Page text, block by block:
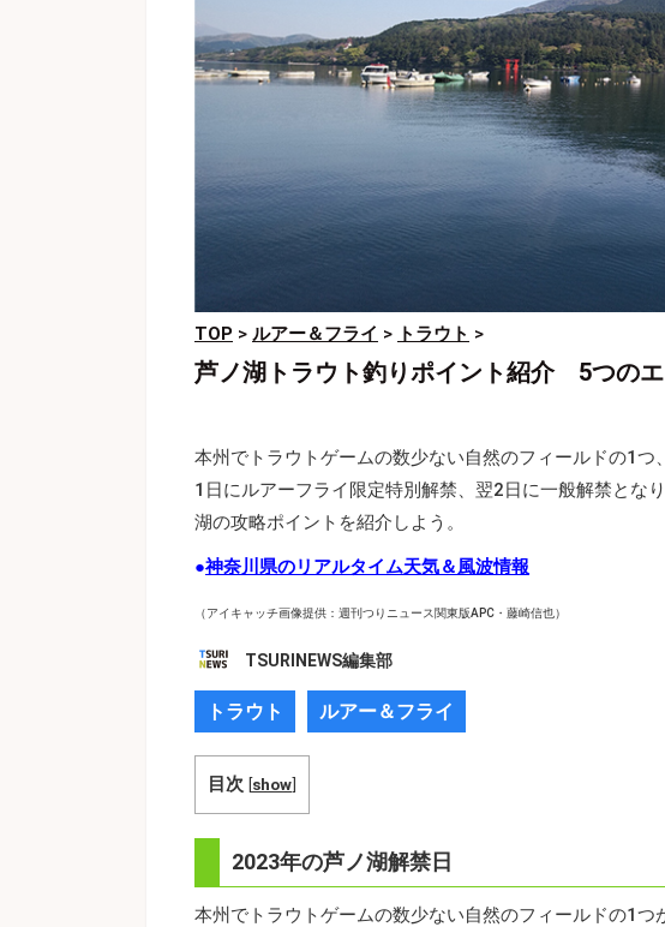
TOP > ルアー＆フライ > トラウト >
芦ノ湖トラウト釣りポイント紹介 5つの
本州でトラウトゲームの数少ない自然のフィールドの1
1日にルアーフライ限定特別解禁、翌2日に一般解禁とな
湖の攻略ポイントを紹介しよう。
●神奈川県のリアルタイム天気＆風波情報
（アイキャッチ画像提供：週刊つりニュース関東版APC・藤崎信也）
TSURINEWS編集部
トラウト ルアー＆フライ
目次 [show]
2023年の芦ノ湖解禁日
本州でトラウトゲームの数少ない自然のフィールドの1